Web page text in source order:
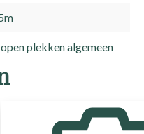
open plekken algemeen